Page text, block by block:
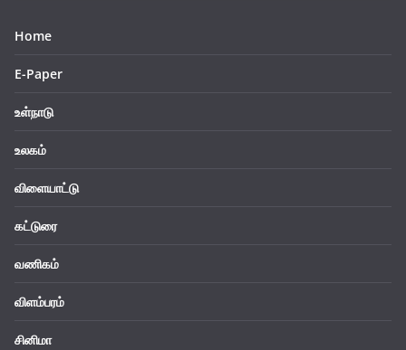
Home
E-Paper
உள்நாடு
உலகம்
விளையாட்டு
கட்டுரை
வணிகம்
விளம்பரம்
சினிமா